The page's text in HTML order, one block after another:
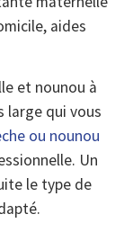
aides
et nounou à
large qui vous
ou nounou
Un
le type de